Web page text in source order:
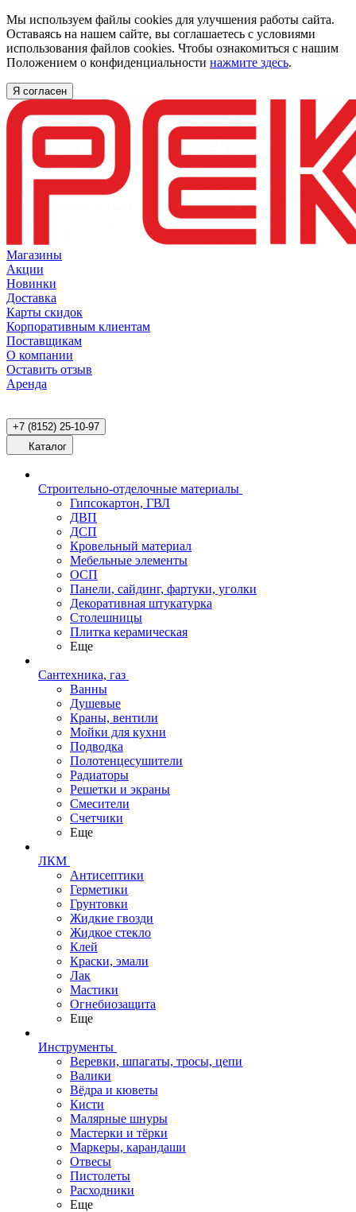
Мы используем файлы cookies для улучшения работы сайта.
Оставаясь на нашем сайте, вы соглашаетесь с условиями
использования файлов cookies. Чтобы ознакомиться с нашим
Положением о конфиденциальности нажмите здесь.
Я согласен
Магазины
Акции
Новинки
Доставка
Карты скидок
Корпоративным клиентам
Поставщикам
О компании
Оставить отзыв
Аренда
+7 (8152) 25-10-97
Каталог
Строительно-отделочные материалы
Гипсокартон, ГВЛ
ДВП
ДСП
Кровельный материал
Мебельные элементы
ОСП
Панели, сайдинг, фартуки, уголки
Декоративная штукатурка
Столешницы
Плитка керамическая
Еще
Сантехника, газ
Ванны
Душевые
Краны, вентили
Мойки для кухни
Подводка
Полотенцесушители
Радиаторы
Решетки и экраны
Смесители
Счетчики
Еще
ЛКМ
Антисептики
Герметики
Грунтовки
Жидкие гвозди
Жидкое стекло
Клей
Краски, эмали
Лак
Мастики
Огнебиозащита
Еще
Инструменты
Веревки, шпагаты, тросы, цепи
Валики
Вёдра и кюветы
Кисти
Малярные шнуры
Мастерки и тёрки
Маркеры, карандаши
Отвесы
Пистолеты
Расходники
Еще